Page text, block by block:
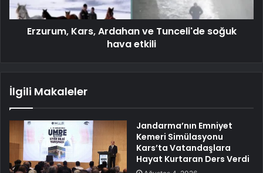
Erzurum, Kars, Ardahan ve Tunceli'de soğuk
hava etkili
İlgili Makaleler
Jandarma’nın Emniyet
Kemeri Simülasyonu
Kars’ta Vatandaşlara
Hayat Kurtaran Ders Verdi